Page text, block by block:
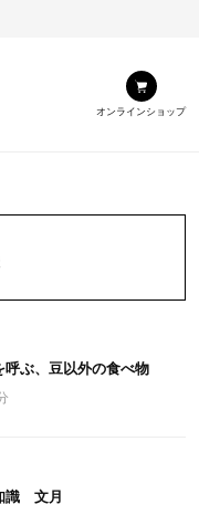
オンラインショップ
ぶ、豆以外の食べ物
識 文月